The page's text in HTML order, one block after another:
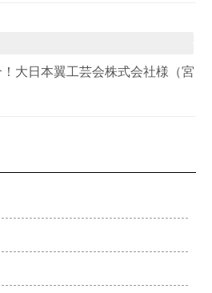
大日本翼工芸会株式会社様（宮